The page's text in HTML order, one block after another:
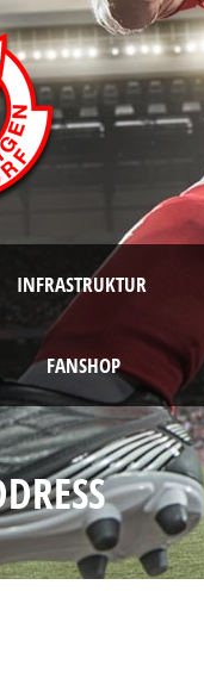
INFRASTRUKTUR
FANSHOP